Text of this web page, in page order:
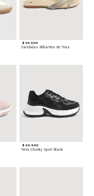
$ 59.900
Sandalias Brillantes de Tiras
$ 99.900
Tenis Chunky Sport Black